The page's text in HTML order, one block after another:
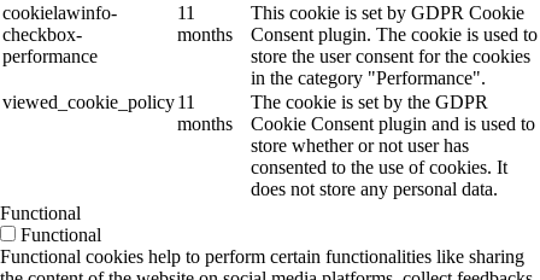
cookielawinfo-
checkbox-
performance
11
months
This cookie is set by GDPR Cookie
Consent plugin. The cookie is used to
store the user consent for the cookies
in the category "Performance".
viewed_cookie_policy11
months
The cookie is set by the GDPR
Cookie Consent plugin and is used to
store whether or not user has
consented to the use of cookies. It
does not store any personal data.
Functional
Functional
Functional cookies help to perform certain functionalities like sharing